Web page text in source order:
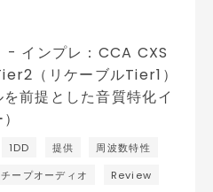
1DD 提供
周波数特性
チープオーディオ
Review